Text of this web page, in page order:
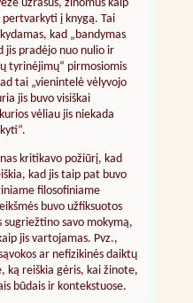
užrašus, žinomus kaip
pertvarkyti į knygą. Tai
kad „bandymas
jis pradėjo nuo nulio ir
tyrinėjimų“ pirmosiomis
tai „vienintelė vėlyvojo
jis buvo visiškai
vėliau jis niekada
kritikavo požiūrį, kad
kad jis taip pat buvo
filosofiniame
buvo užfiksuotos
sugriežtino savo mokymą,
jis vartojamas. Pvz.,
ar nefizikinės daiktų
ką reiškia gėris, kai žinote,
būdais ir kontekstuose.